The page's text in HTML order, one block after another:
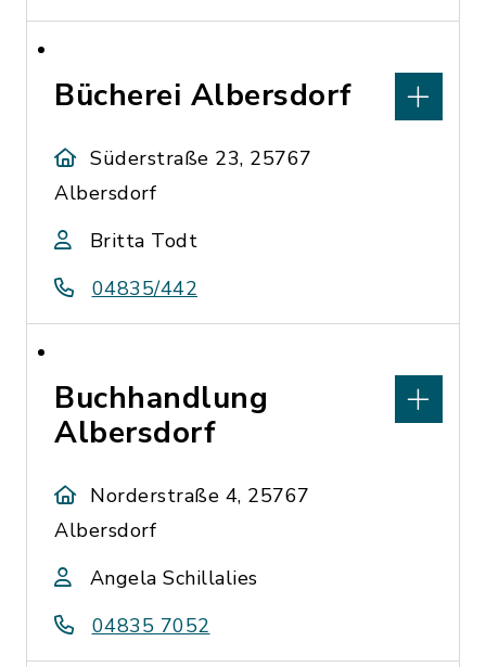
Bücherei Albersdorf
Süderstraße 23, 25767
Albersdorf
Britta Todt
04835/442
Buchhandlung
Albersdorf
Norderstraße 4, 25767
Albersdorf
Angela Schillalies
04835 7052